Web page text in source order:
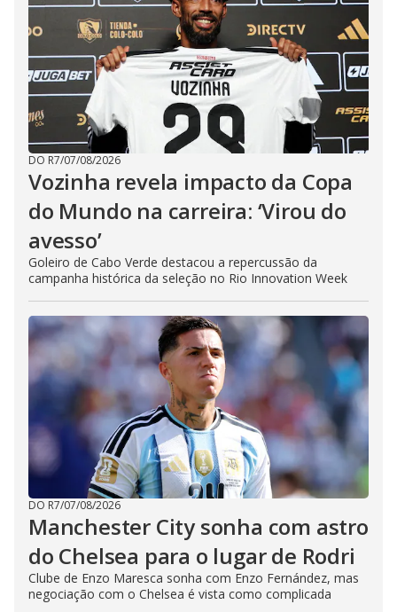
DO R7/07/08/2026
Vozinha revela impacto da Copa
do Mundo na carreira: ‘Virou do
avesso’
Goleiro de Cabo Verde destacou a repercussão da
campanha histórica da seleção no Rio Innovation Week
DO R7/07/08/2026
Manchester City sonha com astro
do Chelsea para o lugar de Rodri
Clube de Enzo Maresca sonha com Enzo Fernández, mas
negociação com o Chelsea é vista como complicada